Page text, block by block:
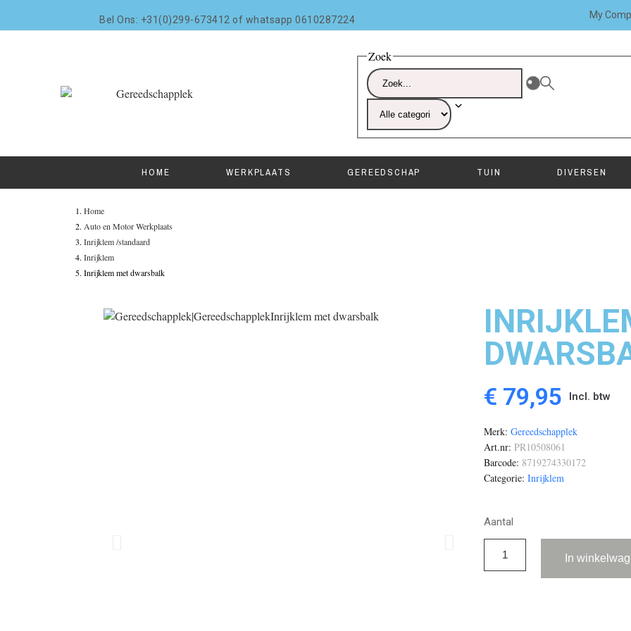
Bel Ons: +31(0)299-673412 of whatsapp 0610287224 My
Zoek
HOME WERKPLAATS GEREEDSCHAP TUIN DIVERSEN
Home
Auto en Motor Werkplaats
Inrijklem /standaard
Inrijklem
Inrijklem met dwarsbalk
€ 79,95 Incl. btw
Merk Gereedschapplek
Art.nr PR10508061
Barcode 8719274330172
Categorie Inrijklem
Aantal
In